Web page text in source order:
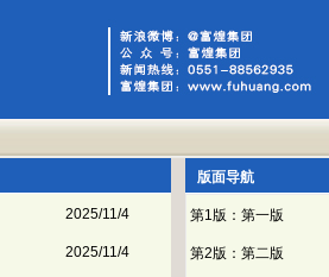
版面导航
2025/11/4
2025/11/4
第1版：第一版
第2版：第二版